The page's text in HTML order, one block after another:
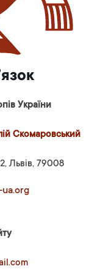
України
Скомаровський
Львів, 79008